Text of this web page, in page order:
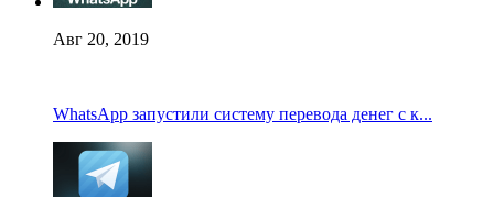
Авг 20, 2019
WhatsApp запустили систему перевода денег с к...